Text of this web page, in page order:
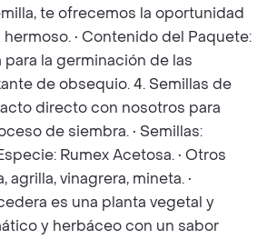
te ofrecemos la oportunidad
• Contenido del Paquete:
para la germinación de las
de obsequio. 4. Semillas de
directo con nosotros para
de siembra. • Semillas:
Rumex Acetosa. • Otros
agrilla, vinagrera, mineta. •
es una planta vegetal y
y herbáceo con un sabor